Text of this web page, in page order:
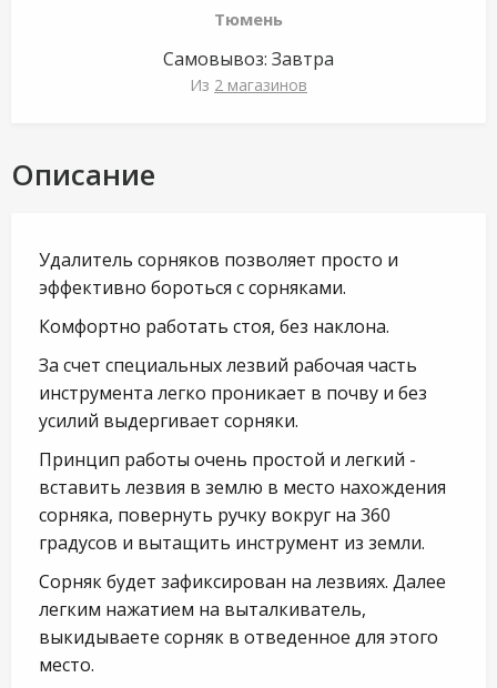
Тюмень
Самовывоз: Завтра
Из 2 магазинов
Описание
Удалитель сорняков позволяет просто и
эффективно бороться с сорняками.
Комфортно работать стоя, без наклона.
За счет специальных лезвий рабочая часть
инструмента легко проникает в почву и без
усилий выдергивает сорняки.
Принцип работы очень простой и легкий -
вставить лезвия в землю в место нахождения
сорняка, повернуть ручку вокруг на 360
градусов и вытащить инструмент из земли.
Сорняк будет зафиксирован на лезвиях. Далее
легким нажатием на выталкиватель,
выкидываете сорняк в отведенное для этого
место.